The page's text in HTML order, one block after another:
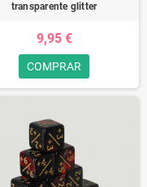
transparente glitter
9,95 €
COMPRAR